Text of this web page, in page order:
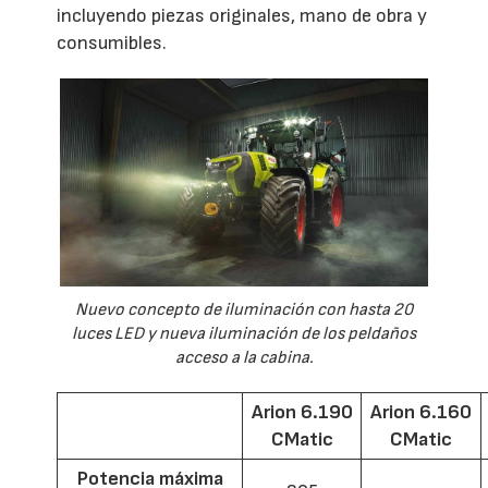
incluyendo piezas originales, mano de obra y
consumibles.
Nuevo concepto de iluminación con hasta 20
luces LED y nueva iluminación de los peldaños
acceso a la cabina.
Arion 6.190
CMatic
Arion 6.160
CMatic
Potencia máxima